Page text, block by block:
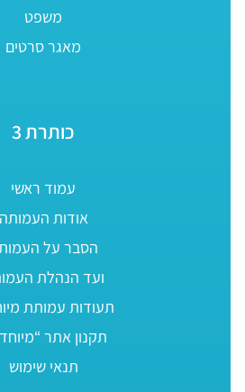
משפט
מאגר סרטים
כותרת 3
עמוד ראשי
אודות העמותה
הסבר על
ועד הנהלת
תעודות עמותת
תקנון אתר
תנאי שימוש